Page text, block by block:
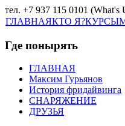
тел. +7 937 115 0101 (What's
ГЛАВНАЯКТО Я?КУРСЫ
Где понырять
ГЛАВНАЯ
Максим Гурьянов
История фридайвинга
СНАРЯЖЕНИЕ
ДРУЗЬЯ